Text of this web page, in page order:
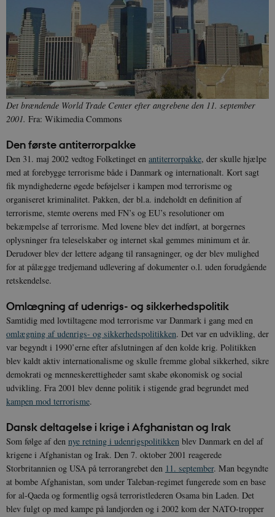
Det brændende World Trade Center efter angrebene den 11. september
2001. Fra: Wikimedia Commons
Den første antiterrorpakke
Den 31. maj 2002 vedtog Folketinget en antiterrorpakke, der skulle hjælpe
med at forebygge terrorisme både i Danmark og internationalt. Kort sagt
fik myndighederne øgede beføjelser i kampen mod terrorisme og
organiseret kriminalitet. Pakken, der bl.a. indeholdt en definition af
terrorisme, stemte overens med FN’s og EU’s resolutioner om
bekæmpelse af terrorisme. Med lovene blev det indført, at borgernes
oplysninger fra teleselskaber og internet skal gemmes minimum et år.
Derudover blev der lettere adgang til ransagninger, og der blev mulighed
for at pålægge tredjemand udlevering af dokumenter o.l. uden forudgående
retskendelse.
Omlægning af udenrigs- og sikkerhedspolitik
Samtidig med lovtiltagene mod terrorisme var Danmark i gang med en
omlægning af udenrigs- og sikkerhedspolitikken. Det var en udvikling, der
var begyndt i 1990’erne efter afslutningen af den kolde krig. Politikken
blev kaldt aktiv internationalisme og skulle fremme global sikkerhed, sikre
demokrati og menneskerettigheder samt skabe økonomisk og social
udvikling. Fra 2001 blev denne politik i stigende grad begrundet med
kampen mod terrorisme.
Dansk deltagelse i krige i Afghanistan og Irak
Som følge af den nye retning i udenrigspolitikken blev Danmark en del af
krigene i Afghanistan og Irak. Den 7. oktober 2001 reagerede
Storbritannien og USA på terrorangrebet den 11. september. Man begyndte
at bombe Afghanistan, som under Taleban-regimet fungerede som en base
for al-Qaeda og formentlig også terroristlederen Osama bin Laden. Det
blev fulgt op med kampe på landjorden og i 2002 kom der NATO-tropper